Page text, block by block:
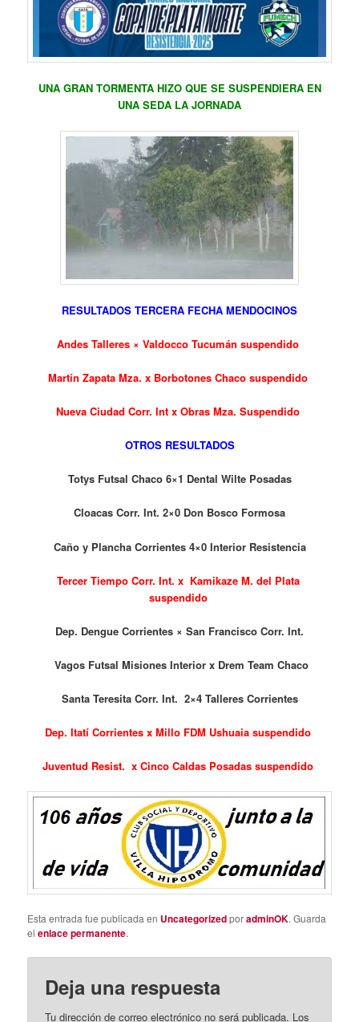
UNA GRAN TORMENTA HIZO QUE SE SUSPENDIERA EN
UNA SEDA LA JORNADA
RESULTADOS TERCERA FECHA MENDOCINOS
Andes Talleres × Valdocco Tucumán suspendido
Martín Zapata Mza. x Borbotones Chaco suspendido
Nueva Ciudad Corr. Int x Obras Mza. Suspendido
OTROS RESULTADOS
Totys Futsal Chaco 6×1 Dental Wilte Posadas
Cloacas Corr. Int. 2×0 Don Bosco Formosa
Caño y Plancha Corrientes 4×0 Interior Resistencia
Tercer Tiempo Corr. Int. x Kamikaze M. del Plata
suspendido
Dep. Dengue Corrientes × San Francisco Corr. Int.
Vagos Futsal Misiones Interior x Drem Team Chaco
Santa Teresita Corr. Int. 2×4 Talleres Corrientes
Dep. Itatí Corrientes x Millo FDM Ushuaia suspendido
Juventud Resist. x Cinco Caldas Posadas suspendido
Esta entrada fue publicada en UncategorizedporadminOK. Guarda
elenlace permanente.
Deja una respuesta
Tu dirección de correo electrónico no será publicada. Los